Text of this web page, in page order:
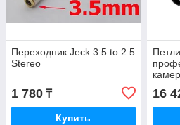
Переходник Jeck 3.5 to 2.5
Stereo
1 780 ₸
Купить
16